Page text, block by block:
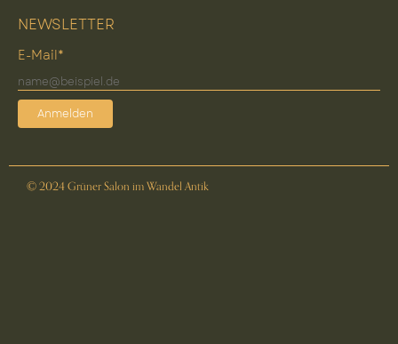
NEWSLETTER
E-Mail*
Anmelden
© 2024 Grüner Salon im Wandel Antik